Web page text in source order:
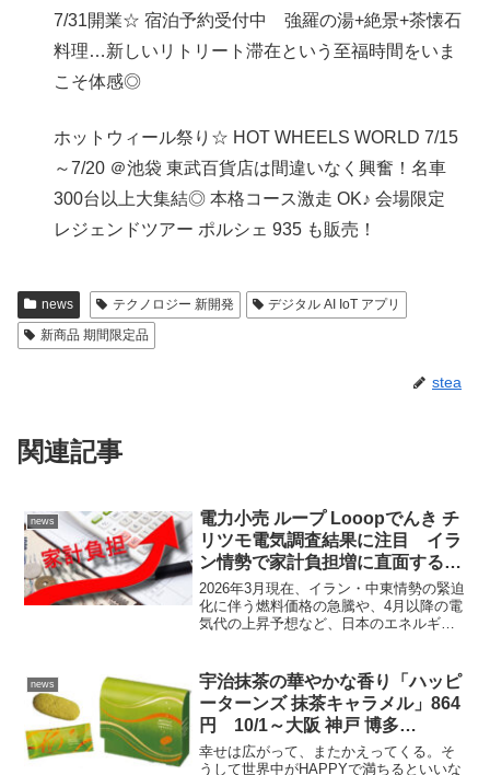
7/31開業☆ 宿泊予約受付中 強羅の湯+絶景+茶懐石
料理…新しいリトリート滞在という至福時間をいま
こそ体感◎
ホットウィール祭り☆ HOT WHEELS WORLD 7/15
～7/20 ＠池袋 東武百貨店は間違いなく興奮！名車
300台以上大集結◎ 本格コース激走 OK♪ 会場限定
レジェンドツアー ポルシェ 935 も販売！
news テクノロジー 新開発
デジタル AI IoT アプリ
新商品 期間限定品
stea
関連記事
news
電力小売 ループ Looopでんき チ
リツモ電気調査結果に注目 イラ
ン情勢で家計負担増に直面するい
ま新電力を見直す絶好機会 新電
力利用者６割が「安くなった」３
つの自動割引にも注目
2026年3月現在、イラン・中東情勢の緊迫
化に伴う燃料価格の急騰や、4月以降の電
気代の上昇予想など、日本のエネルギー
が懸念されるなか、独立系エネルギー事
業者 ループ L...
news
宇治抹茶の華やかな香り「ハッピ
ーターンズ 抹茶キャラメル」864
円 10/1～大阪 神戸 博多
HAPPY Turn’s で期間＆数量限定
販売 旅や出張のおみやげにも
幸せは広がって、またかえってくる。そ
うして世界中がHAPPYで満ちるといいな